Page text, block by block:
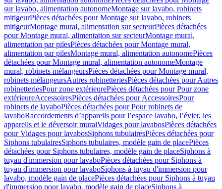
sur lavabo, alimentation autonomeMontage sur lavabo, robinets
mitigeurPièces détachées pour Montage sur lavabo, robinets
mitigeurMontage mural, alimentation sur secteurPièces détachées
pour Montage mural, alimentation sur secteurMontage mural,
alimentation par pilesPièces détachées pour Montage mural,
alimentation par pilesMontage mural, alimentation autonomePièces
détachées pour Montage mural, alimentation autonomeMontage
mural, robinets mélangeursPièces détachées pour Montage mural,
robinets mélangeursAutres robinetteriesPièces détachées pour Autres
robinetteriesPour zone extérieurePièces détachées pour Pour zone
extérieureAccessoiresPièces détachées pour AccessoiresPour
robinets de lavaboPièces détachées pour Pour robinets de
lavaboRaccordements d’appareils pour l’espace lavabo, l’évier, les
appareils et le déversoir muralVidages pour lavabosPièces détachées
pour Vidages pour lavabosSiphons tubulairesPièces détachées pour
Siphons tubulairesSiphons tubulaires, modèle gain de placePièces
détachées pour Siphons tubulaires, modèle gain de placeSiphons à
tuyau d'immersion pour lavaboPièces détachées pour Siphons à
tuyau d'immersion pour lavaboSiphons à tuyau d'immersion pour
lavabo, modèle gain de placePièces détachées pour Siphons à tuyau
d'immersion pour lavabo, modèle gain de placeSiphons à